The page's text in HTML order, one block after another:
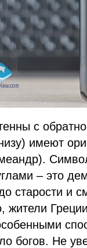
с
имеют
меандр).
– это
старости и
жители
богов. Не